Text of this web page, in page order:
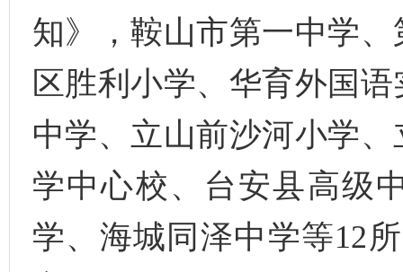
知》，鞍山市第一中学
区胜利小学、华育外国
中学、立山前沙河小学
学中心校、台安县高级
学、海城同泽中学等12